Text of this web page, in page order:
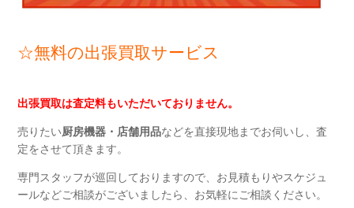
☆無料の出張買取サービス
出張買取は査定料もいただいておりません。
売りたい厨房機器・店舗用品などを直接現地までお伺いし、査
定をさせて頂きます。
専門スタッフが巡回しておりますので、 お見積もりやスケジュ
ールなどご相談がございましたら、お気軽にご相談ください。